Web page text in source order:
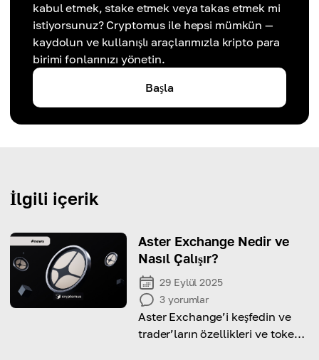
kabul etmek, stake etmek veya takas etmek mi
istiyorsunuz? Cryptomus ile hepsi mümkün —
kaydolun ve kullanışlı araçlarımızla kripto para
birimi fonlarınızı yönetin.
Başla
İlgili içerik
Aster Exchange Nedir ve
Nasıl Çalışır?
29 Eylül 2025
3 yorumlar
Aster Exchange’i keşfedin ve
trader’ların özellikleri ve token’ı